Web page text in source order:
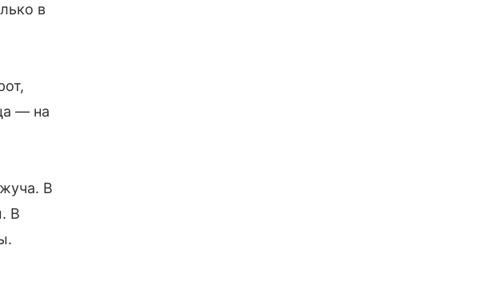
в
— на
В
В